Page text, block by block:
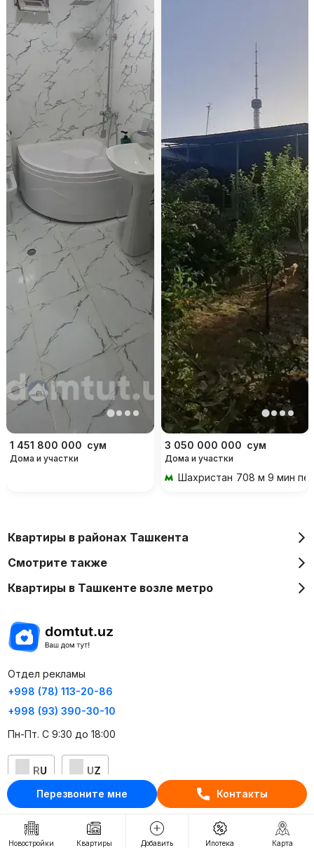
Перезвоните мне Контакты
1 451 800 000 сум
Дома и участки
3 050 000 000 сум
Дома и участки
Шахристан 708 м 9 мин
Новостройки Квартиры Добавить Ипотека Карта
Квартиры в районах Ташкента
Смотрите также
Квартиры в Ташкенте возле метро
Отдел рекламы
+998 (78) 113-20-86
+998 (93) 390-30-10
Пн-Пт. С 9:30 до 18:00
RU UZ
Контакты
О проекте